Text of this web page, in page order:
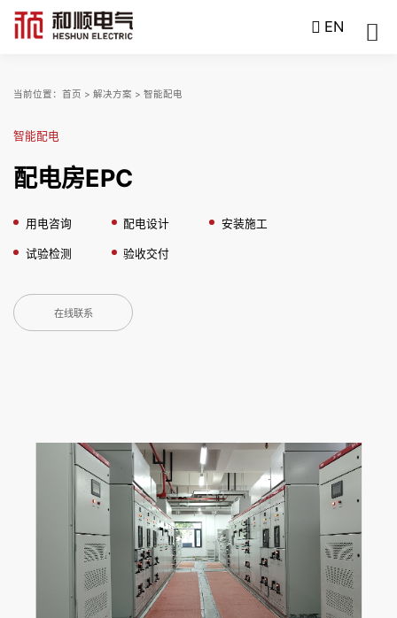
EN
当前位置： 首页 > 解决方案 > 智能配电
智能配电
配电房EPC
用电咨询 配电设计 安装施工
试验检测 验收交付
在线联系